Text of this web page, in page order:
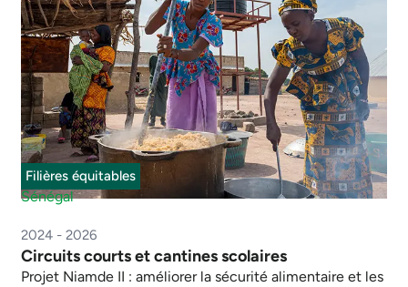
Filières équitables
Sénégal
2024 - 2026
Circuits courts et cantines scolaires
Projet Niamde II : améliorer la sécurité alimentaire et les